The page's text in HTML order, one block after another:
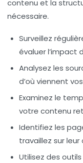
contenu et la
nécessaire.
Surveillez
évaluer l’impact
Analysez les
d’où viennent
Examinez le
votre contenu
Identifiez les
travaillez sur
Utilisez des